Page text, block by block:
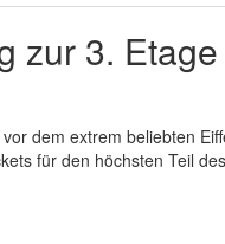
zur 3.
dem extrem beliebten
für den höchsten Teil